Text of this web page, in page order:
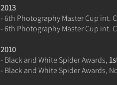
2013
- 6th Photography Master Cup int.
- 6th Photography Master Cup int.
2010
- Black and White Spider Awards,
- Black and White Spider Awards,